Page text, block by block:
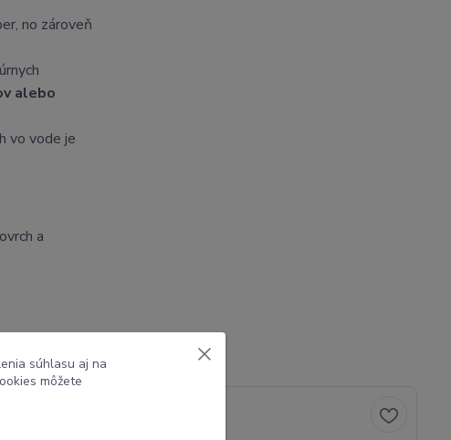
no zároveň
alebo
vo vode je
a
súhlasu aj na
môžete